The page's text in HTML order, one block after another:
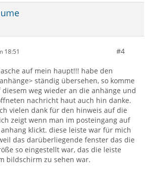
18:51 #4
auf mein haupt!!! habe den
ständig übersehen, so komme
weg wieder an die anhänge und
nachricht haut auch hin danke.
vielen dank für den hinweis auf die
zeigt wenn man im posteingang auf
klickt. diese leiste war für mich
das darüberliegende fenster das die
so eingestellt war, das die leiste
bildschirm zu sehen war.